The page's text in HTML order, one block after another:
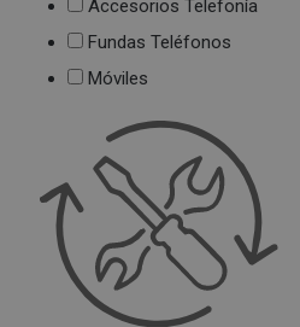
Accesorios Telefonía
Fundas Teléfonos
Móviles